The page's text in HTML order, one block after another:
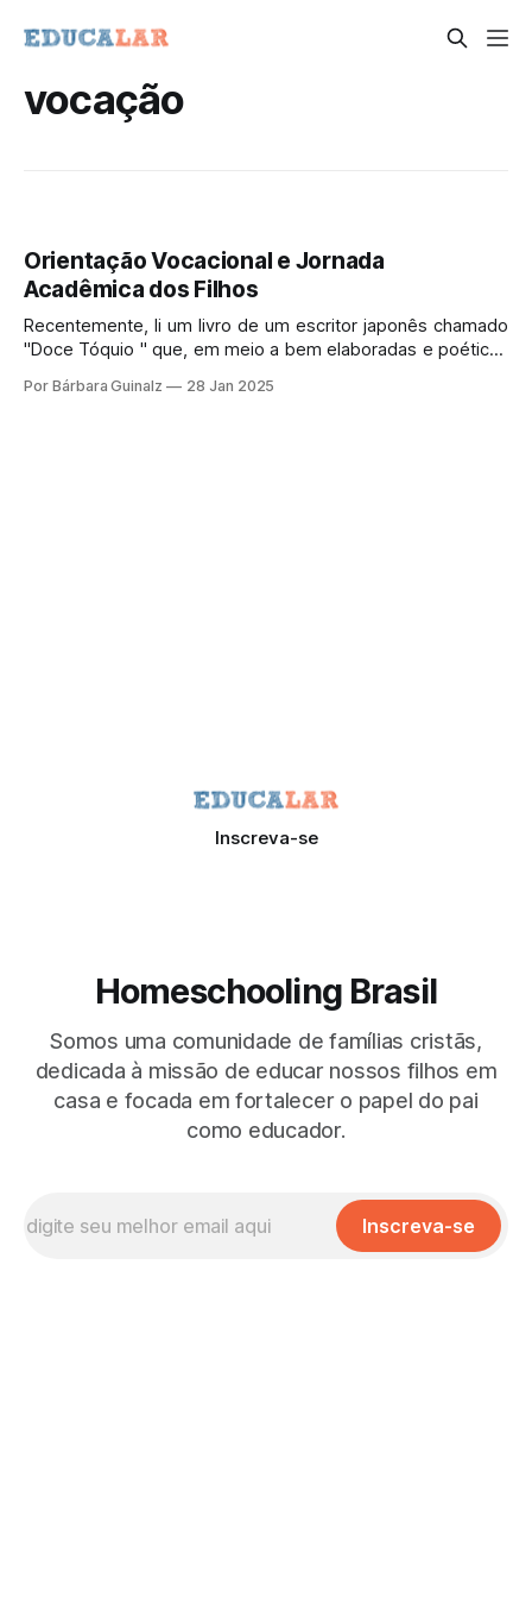
vocação
Orientação Vocacional e Jornada
Acadêmica dos Filhos
Recentemente, li um livro de um escritor japonês chamado
"Doce Tóquio " que, em meio a bem elaboradas e poéticas
da vida é tornar-se um membro útil à sociedade.
Por Bárbara Guinalz 28 Jan 2025
Inscreva-se
Homeschooling Brasil
Somos uma comunidade de famílias cristãs,
dedicada à missão de educar nossos filhos em
casa e focada em fortalecer o papel do pai
como educador.
Inscreva-se